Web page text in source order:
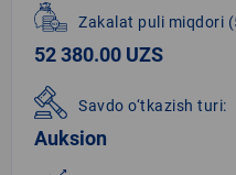
Zakalat puli miqdori
52 380.00 UZS
Savdo o‘tkazish turi:
Auksion